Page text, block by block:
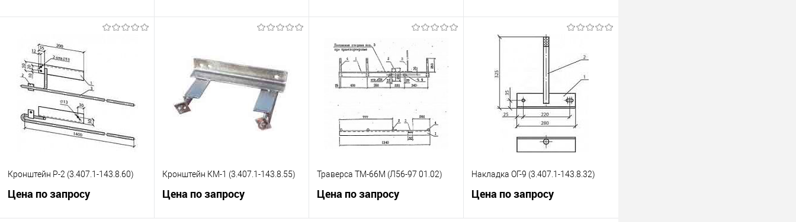
Запросить цену
Купить в 1 клик
В избранное
Запросить цену
Купить в 1 клик
К сравнению
В избранное
Под заказ
Запросить цену
Купить в 1 клик
К сравнению
В избранное
Под заказ
Запросить цену
Купить в 1 клик
К сравнению
В избранное
Под заказ
Кронштейн Р-2 (3.407.1-143.8.60)
Цена по запросу
Кронштейн КМ-1 (3.407.1-143.8.55)
Цена по запросу
Траверса ТМ-66М (Л56-97 01.02)
Цена по запросу
Накладка ОГ-9 (3.407.1-143.8.32)
Цена по запросу